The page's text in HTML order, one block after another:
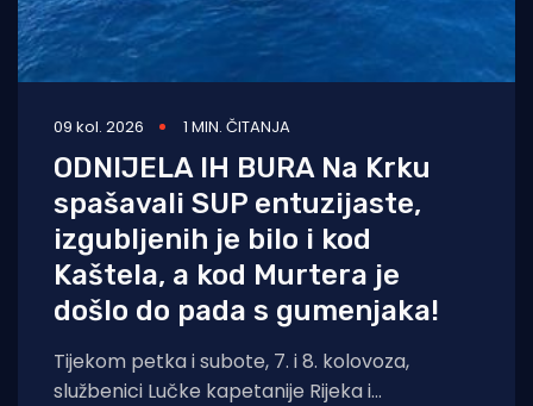
09 kol. 2026 1 MIN. ČITANJA
ODNIJELA IH BURA Na Krku
spašavali SUP entuzijaste,
izgubljenih je bilo i kod
Kaštela, a kod Murtera je
došlo do pada s gumenjaka!
Tijekom petka i subote, 7. i 8. kolovoza,
službenici Lučke kapetanije Rijeka i